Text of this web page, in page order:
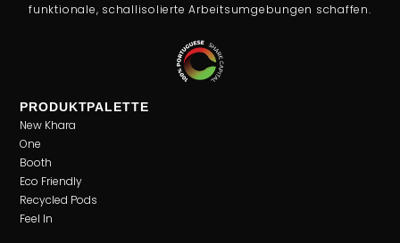
funktionale, schallisolierte Arbeitsumgebungen schaffen.
PRODUKTPALETTE
New Khara
One
Booth
Eco Friendly
Recycled Pods
Feel In